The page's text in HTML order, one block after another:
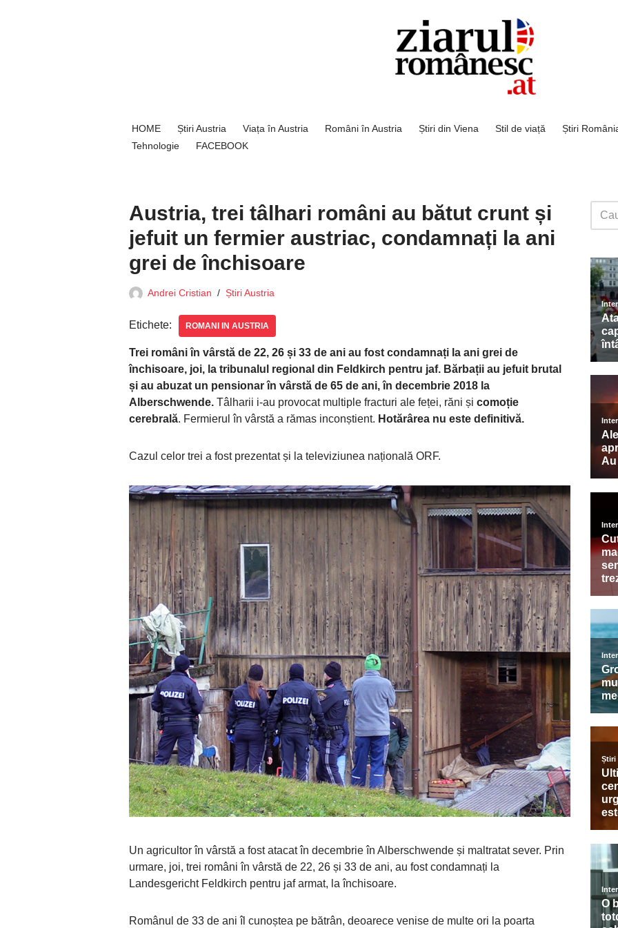
HOME Știri Austria Viața în Austria Români în Austria Știri din Viena Stil de viață
Știri
Tehnologie
FACEBOOK
Austria, trei tâlhari români au bătut crunt și
jefuit un fermier austriac, condamnați la ani
grei de închisoare
Andrei Cristian Știri Austria
Etichete: ROMANI IN AUSTRIA
Trei români în vârstă de 22, 26 și 33 de ani au fost condamnați la ani grei de
închisoare, joi, la tribunalul regional din Feldkirch pentru jaf. Bărbații au jefuit brutal
și au abuzat un pensionar în vârstă de 65 de ani, în decembrie 2018 la
Alberschwende. Tâlharii i-au provocat multiple fracturi ale feței, răni și comoție
cerebrală. Fermierul în vârstă a rămas inconștient. Hotărârea nu este definitivă.
Cazul celor trei a fost prezentat și la televiziunea națională ORF.
Un agricultor în vârstă a fost atacat în decembrie în Alberschwende și maltratat sever. Prin
urmare, joi, trei români în vârstă de 22, 26 și 33 de ani, au fost condamnați la
Landesgericht Feldkirch pentru jaf armat, la închisoare.
Românul de 33 de ani îl cunoștea pe bătrân, deoarece venise de multe ori la poarta